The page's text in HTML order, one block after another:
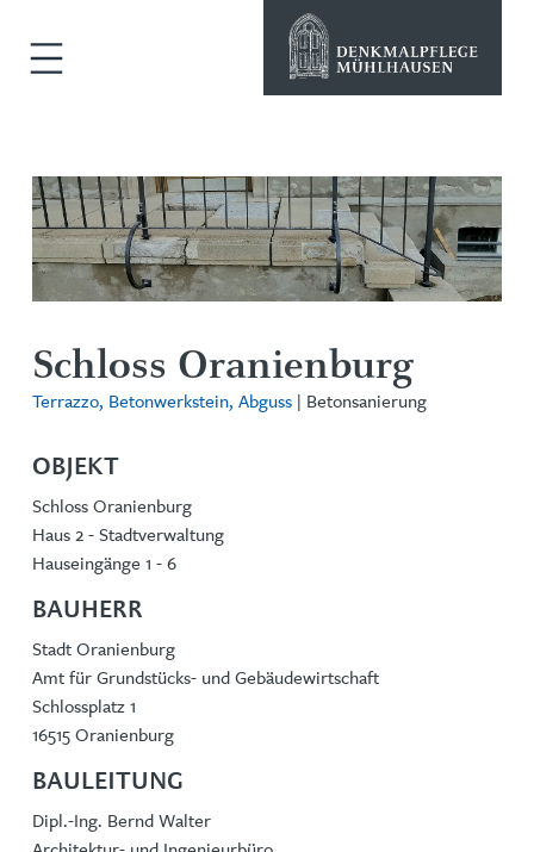
Schloss Oranienburg
Terrazzo, Betonwerkstein, Abguss | Betonsanierung
OBJEKT
Schloss Oranienburg
Haus 2 - Stadtverwaltung
Hauseingänge 1 - 6
BAUHERR
Stadt Oranienburg
Amt für Grundstücks- und Gebäudewirtschaft
Schlossplatz 1
16515 Oranienburg
BAULEITUNG
Dipl.-Ing. Bernd Walter